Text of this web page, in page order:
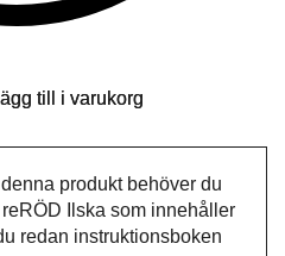
till i varukorg
produkt behöver du
Ilska som innehåller
redan instruktionsboken